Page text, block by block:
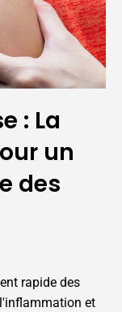
: La
un
des
rapide des
et